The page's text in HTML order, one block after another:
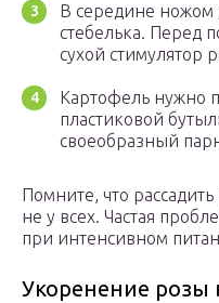
В середине ножом
стебелька. Перед
сухой стимулятор
Картофель нужно
пластиковой
своеобразный
Помните, что
не у всех. Частая
при интенсивном
Укоренение розы